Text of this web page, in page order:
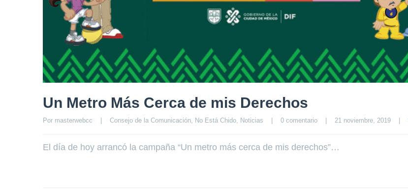
Un Metro Más Cerca de mis Derechos
Por masterwebcc Consejo de la Comunicación, No Está Chido, Noticias 0 comentario 21 noviembre, 2019
El día de hoy arrancó la campaña “Un metro más cerca de mis derechos”…